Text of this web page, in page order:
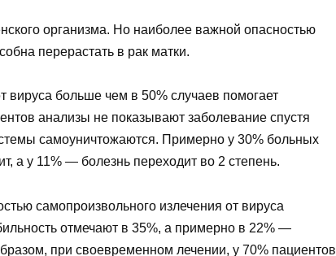
организма. Но наиболее важной опасностью
перерастать в рак матки.
вируса больше чем в 50% случаев помогает
анализы не показывают заболевание спустя
самоуничтожаются. Примерно у 30% больных
а у 11% — болезнь переходит во 2 степень.
самопроизвольного излечения от вируса
отмечают в 35%, а примерно в 22% —
при своевременном лечении, у 70% пациентов